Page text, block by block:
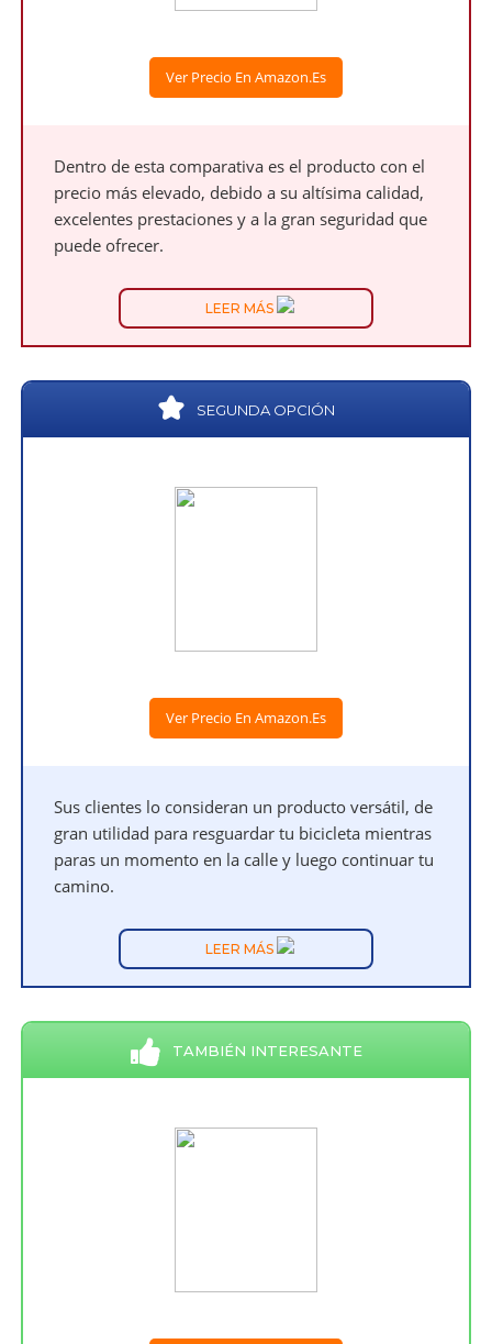
Ver Precio En Amazon.es
Dentro de esta comparativa es el producto con el
precio más elevado, debido a su altísima calidad,
excelentes prestaciones y a la gran seguridad que
puede ofrecer.
LEER MÁS
SEGUNDA OPCIÓN
Ver Precio En Amazon.es
Sus clientes lo consideran un producto versátil, de
gran utilidad para resguardar tu bicicleta mientras
paras un momento en la calle y luego continuar tu
camino.
LEER MÁS
TAMBIÉN INTERESANTE